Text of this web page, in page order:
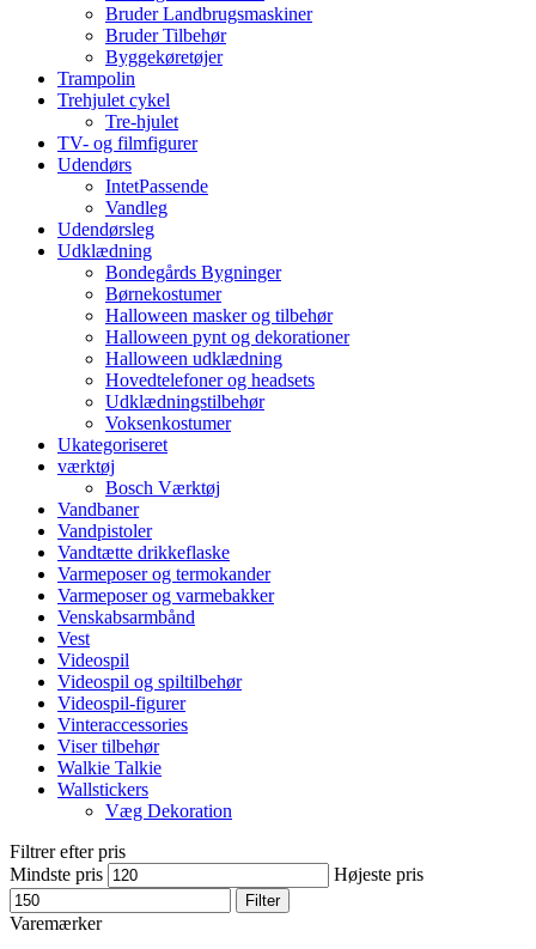
Bruder Landbrugsmaskiner
Bruder Tilbehør
Byggekøretøjer
Trampolin
Trehjulet cykel
Tre-hjulet
TV- og filmfigurer
Udendørs
IntetPassende
Vandleg
Udendørsleg
Udklædning
Bondegårds Bygninger
Børnekostumer
Halloween masker og tilbehør
Halloween pynt og dekorationer
Halloween udklædning
Hovedtelefoner og headsets
Udklædningstilbehør
Voksenkostumer
Ukategoriseret
værktøj
Bosch Værktøj
Vandbaner
Vandpistoler
Vandtætte drikkeflaske
Varmeposer og termokander
Varmeposer og varmebakker
Venskabsarmbånd
Vest
Videospil
Videospil og spiltilbehør
Videospil-figurer
Vinteraccessories
Viser tilbehør
Walkie Talkie
Wallstickers
Væg Dekoration
Filtrer efter pris
Mindste pris
Højeste pris
Filter
Varemærker